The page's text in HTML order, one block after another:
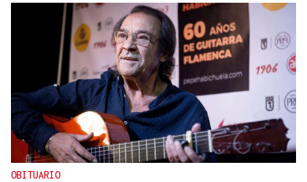
OBITUARIO